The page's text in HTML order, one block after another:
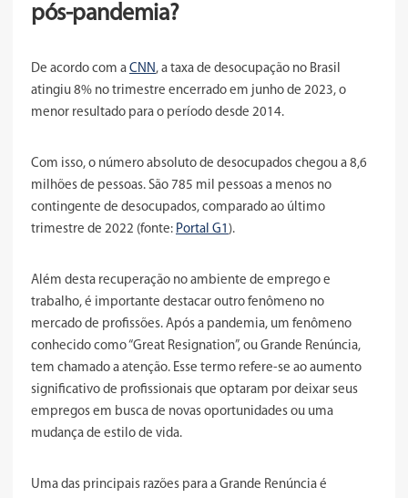
pós-pandemia?
De acordo com a CNN , a taxa de desocupação no Brasil
atingiu 8% no trimestre encerrado em junho de 2023, o
menor resultado para o período desde 2014.
Com isso, o número absoluto de desocupados chegou a 8,6
milhões de pessoas. São 785 mil pessoas a menos no
contingente de desocupados, comparado ao último
trimestre de 2022 (fonte: Portal G1 ).
Além desta recuperação no ambiente de emprego e
trabalho, é importante destacar outro fenômeno no
mercado de profissões. Após a pandemia, um fenômeno
conhecido como “Great Resignation”, ou Grande Renúncia,
tem chamado a atenção. Esse termo refere-se ao aumento
significativo de profissionais que optaram por deixar seus
empregos em busca de novas oportunidades ou uma
mudança de estilo de vida.
Uma das principais razões para a Grande Renúncia é